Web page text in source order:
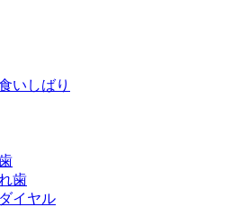
いしばり
歯
イヤル